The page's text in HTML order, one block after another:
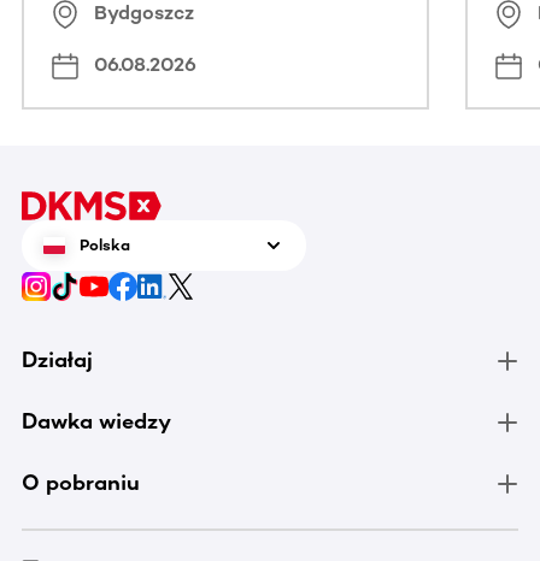
Bydgoszcz
06.08.2026
Polska
Działaj
Dawka wiedzy
O pobraniu